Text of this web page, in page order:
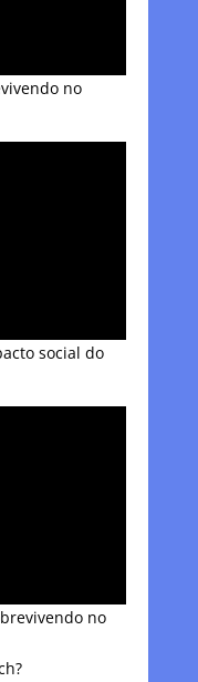
no
social do
no